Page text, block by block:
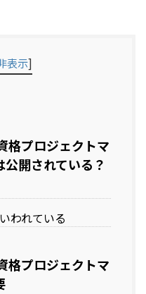
表示]
格プロジェクトマ
開されている？
われている
格プロジェクトマ